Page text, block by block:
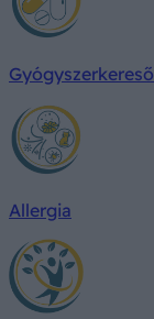
Gyógyszerkereső
Allergia